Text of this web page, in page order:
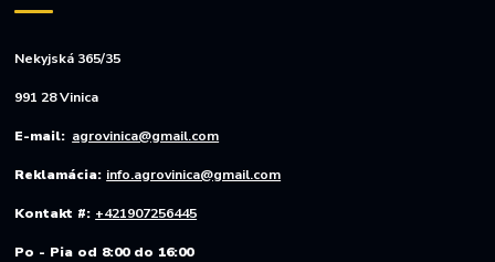
Nekyjská 365/35
991 28 Vinica
E-mail: agrovinica@gmail.com
Reklamácia: info.agrovinica@gmail.com
Kontakt #: +421907256445
Po - Pia od 8:00 do 16:00